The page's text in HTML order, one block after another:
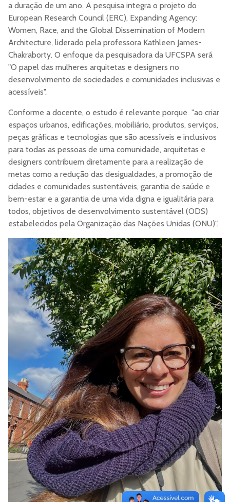
a duração de um ano. A pesquisa integra o projeto do
European Research Council (ERC), Expanding Agency:
Women, Race, and the Global Dissemination of Modern
Architecture, liderado pela professora Kathleen James-
Chakraborty. O enfoque da pesquisadora da UFCSPA será
"O papel das mulheres arquitetas e designers no
desenvolvimento de sociedades e comunidades inclusivas e
acessíveis".
Conforme a docente, o estudo é relevante porque "ao criar
espaços urbanos, edificações, mobiliário, produtos, serviços,
peças gráficas e tecnologias que são acessíveis e inclusivos
para todas as pessoas de uma comunidade, arquitetas e
designers contribuem diretamente para a realização de
metas como a redução das desigualdades, a promoção de
cidades e comunidades sustentáveis, garantia de saúde e
bem-estar e a garantia de uma vida digna e igualitária para
todos, objetivos de desenvolvimento sustentável (ODS)
estabelecidos pela Organização das Nações Unidas (ONU)".